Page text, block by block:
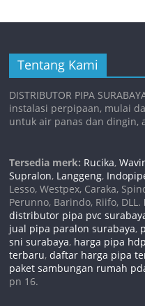
Tentang Kami
DISTRIBUTOR PIPA
instalasi perpipaan, mulai
untuk air panas dan dingin,
Tersedia merk: Rucika,
Supralon, Langgeng,
Lesso, Westpex, Caraka,
Perunno, Barindo, Riifo, DLL.
distributor pipa pvc
jual pipa paralon surabaya,
sni surabaya, harga pipa
terbaru,daftar harga pipa
paket sambungan rumah
pn 16.